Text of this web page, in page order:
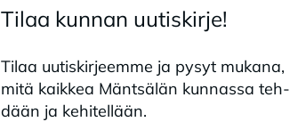
Ti­laa kun­nan uu­tis­kir­je!
Ti­laa uu­tis­kir­jeem­me ja py­syt mu­ka­na,
mitä kaik­kea Mänt­sä­län kun­nas­sa teh­
dään ja ke­hi­tel­lään.